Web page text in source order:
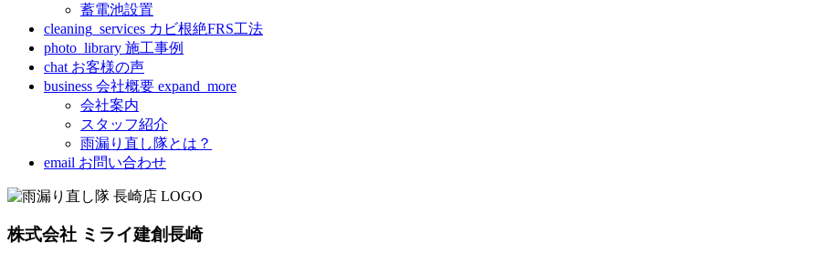
蓄電池設置
cleaning_services カビ根絶FRS工法
photo_library 施工事例
chat お客様の声
business 会社概要 expand_more
会社案内
スタッフ紹介
雨漏り直し隊とは？
email お問い合わせ
株式会社 ミライ建創長崎